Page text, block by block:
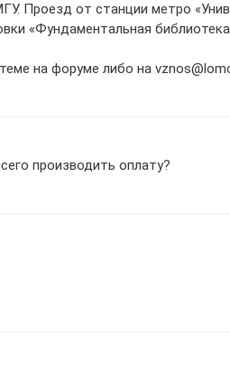
Проезд от станции метро
«Фундаментальная
на форуме либо на
производить оплату?